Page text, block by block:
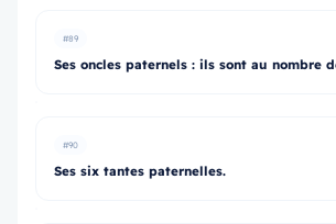
#89
Ses oncles paternels : ils sont au nombre
#90
Ses six tantes paternelles.